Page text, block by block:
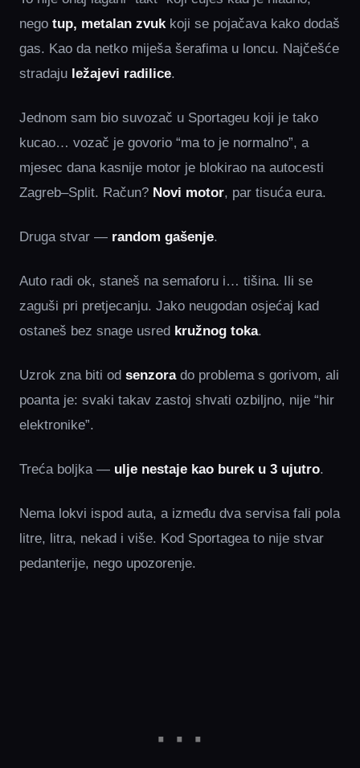
nego tup, metalan zvukkoji se pojačava kako dodaš
gas. Kao da netko miješa šerafima u loncu. Najčešće
stradaju ležajevi radilice.
Jednom sam bio suvozač u Sportageu koji je tako
kucao… vozač je govorio “ma to je normalno”, a
mjesec dana kasnije motor je blokirao na autocesti
Zagreb–Split. Račun? Novi motor, par tisuća eura.
Druga stvar — random gašenje.
Auto radi ok, staneš na semaforu i… tišina. Ili se
zaguši pri pretjecanju. Jako neugodan osjećaj kad
ostaneš bez snage usred kružnog toka.
Uzrok zna biti od senzorado problema s gorivom, ali
poanta je: svaki takav zastoj shvati ozbiljno, nije “hir
elektronike”.
Treća boljka — ulje nestaje kao burek u 3 ujutro.
Nema lokvi ispod auta, a između dva servisa fali pola
litre, litra, nekad i više. Kod Sportagea to nije stvar
pedanterije, nego upozorenje.